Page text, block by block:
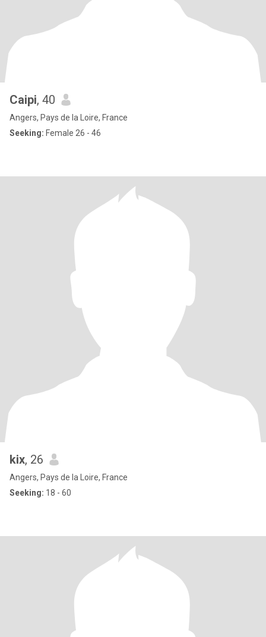
Caipi, 40
Angers, Pays de la Loire, France
Seeking: Female 26 - 46
kix, 26
Angers, Pays de la Loire, France
Seeking: 18 - 60